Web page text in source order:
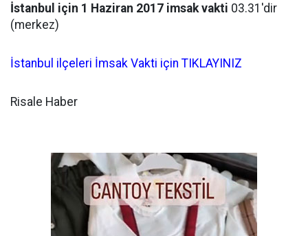
İstanbul için 1 Haziran 2017 imsak vakti 03.31'dir
(merkez)
İstanbul ilçeleri İmsak Vakti için TIKLAYINIZ
Risale Haber